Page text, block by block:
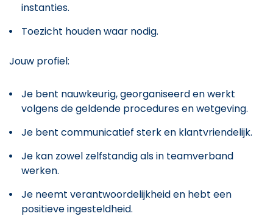
instanties.
Toezicht houden waar nodig.
Jouw profiel:
Je bent nauwkeurig, georganiseerd en werkt
volgens de geldende procedures en wetgeving.
Je bent communicatief sterk en klantvriendelijk.
Je kan zowel zelfstandig als in teamverband
werken.
Je neemt verantwoordelijkheid en hebt een
positieve ingesteldheid.